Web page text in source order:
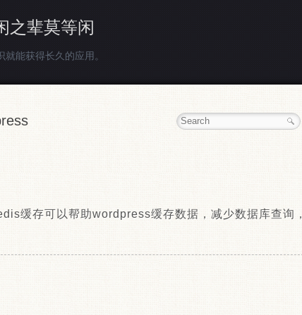
之辈莫等闲
就能获得长久的应用。
缓存可以帮助wordpress缓存数据，减少数据库查询，